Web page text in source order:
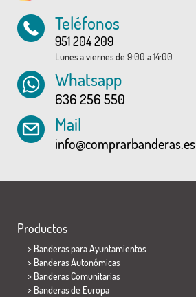
Teléfonos
951 204 209
Lunes a viernes de 9:00 a 14:00
Whatsapp
636 256 550
Mail
info@comprarbanderas.es
Productos
> Banderas para Ayuntamientos
> Banderas Autonómicas
> Banderas Comunitarias
> Banderas de Europa